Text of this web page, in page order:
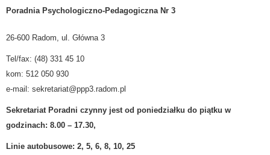
Poradnia Psychologiczno-Pedagogiczna Nr 3
26-600 Radom, ul. Główna 3
Tel/fax: (48) 331 45 10
kom: 512 050 930
e-mail: sekretariat@ppp3.radom.pl
Sekretariat Poradni czynny jest od poniedziałku do piątku w
godzinach: 8.00 – 17.30,
Linie autobusowe: 2, 5, 6, 8, 10, 25